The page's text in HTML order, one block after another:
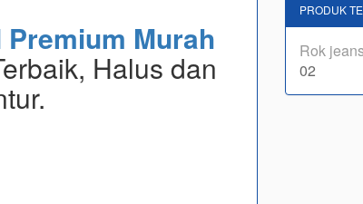
Premium Murah
Halus dan
PRODUK
Rok
02